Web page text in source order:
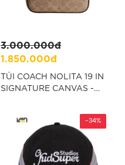
3.000.000đ
1.850.000đ
TÚI COACH NOLITA 19 IN
SIGNATURE CANVAS -
-34%